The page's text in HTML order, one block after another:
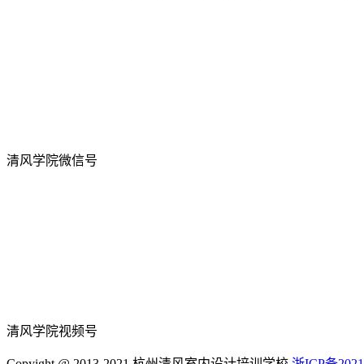
清风学院微信号
清风学院视频号